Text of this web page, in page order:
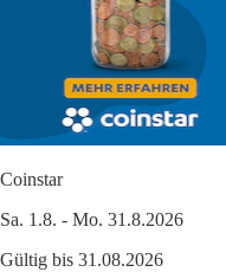
Coinstar
Sa. 1.8. - Mo. 31.8.2026
Gültig bis 31.08.2026